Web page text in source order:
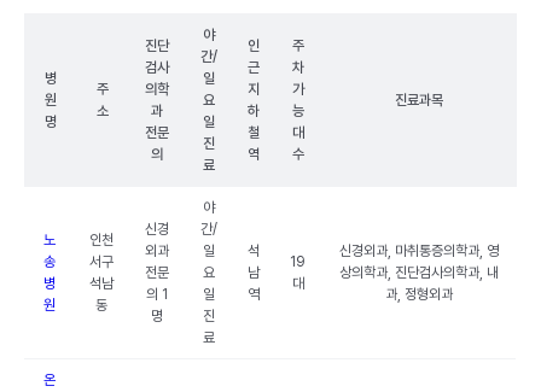
병
원
명
주
소
진단
검사
의학
과
전문
의
야
간/
일
요
일
진
료
인
근
지
하
철
역
주
차
가
능
대
수
진료과목
노
송
병
원
인천
서구
석남
동
신경
외과
전문
의 1
명
야
간/
일
요
일
진
료
석
남
역
19
대
신경외과, 마취통증의학과, 영
상의학과, 진단검사의학과, 내
과, 정형외과
온